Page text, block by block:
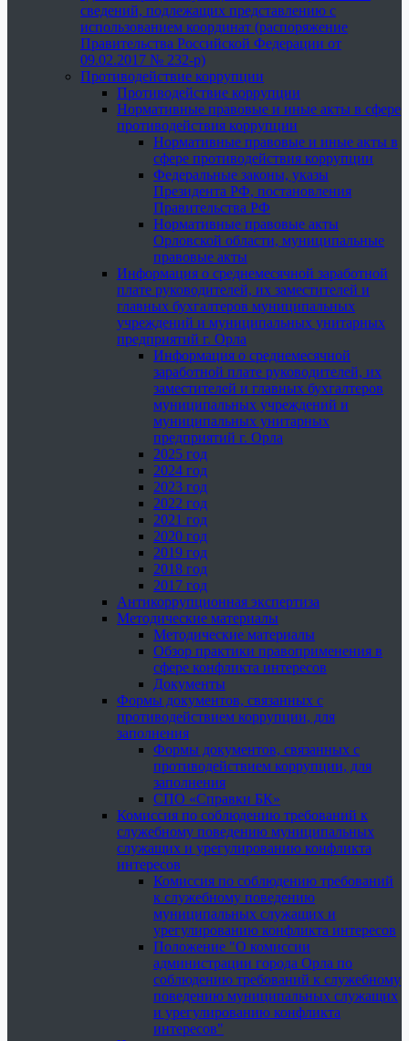
сведений, подлежащих представлению с
использованием координат (распоряжение
Правительства Российской Федерации от
09.02.2017 № 232-р)
Противодействие коррупции
Противодействие коррупции
Нормативные правовые и иные акты в сфере
противодействия коррупции
Нормативные правовые и иные акты в
сфере противодействия коррупции
Федеральные законы, указы
Президента РФ, постановления
Правительства РФ
Нормативные правовые акты
Орловской области, муниципальные
правовые акты
Информация о среднемесячной заработной
плате руководителей, их заместителей и
главных бухгалтеров муниципальных
учреждений и муниципальных унитарных
предприятий г. Орла
Информация о среднемесячной
заработной плате руководителей, их
заместителей и главных бухгалтеров
муниципальных учреждений и
муниципальных унитарных
предприятий г. Орла
2025 год
2024 год
2023 год
2022 год
2021 год
2020 год
2019 год
2018 год
2017 год
Антикоррупционная экспертиза
Методические материалы
Методические материалы
Обзор практики правоприменения в
сфере конфликта интересов
Документы
Формы документов, связанных с
противодействием коррупции, для
заполнения
Формы документов, связанных с
противодействием коррупции, для
заполнения
СПО «Справки БК»
Комиссия по соблюдению требований к
служебному поведению муниципальных
служащих и урегулированию конфликта
интересов
Комиссия по соблюдению требований
к служебному поведению
муниципальных служащих и
урегулированию конфликта интересов
Положение "О комиссии
администрации города Орла по
соблюдению требований к служебному
поведению муниципальных служащих
и урегулированию конфликта
интересов"